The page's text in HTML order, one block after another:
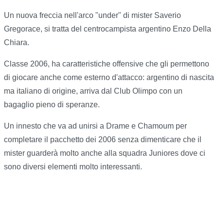
Un nuova freccia nell'arco "under" di mister Saverio
Gregorace, si tratta del centrocampista argentino Enzo Della
Chiara.
Classe 2006, ha caratteristiche offensive che gli permettono
di giocare anche come esterno d'attacco: argentino di nascita
ma italiano di origine, arriva dal Club Olimpo con un
bagaglio pieno di speranze.
Un innesto che va ad unirsi a Drame e Chamoum per
completare il pacchetto dei 2006 senza dimenticare che il
mister guarderà molto anche alla squadra Juniores dove ci
sono diversi elementi molto interessanti.